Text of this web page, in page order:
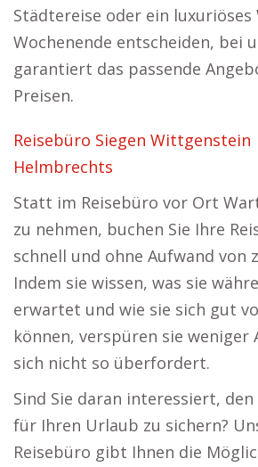
Städtereise oder ein luxuriöses
Wochenende entscheiden, bei
garantiert das passende
Preisen.
Reisebüro Siegen Wittgenstein
Helmbrechts
Statt im Reisebüro vor Ort
zu nehmen, buchen Sie Ihre
schnell und ohne Aufwand von
Indem sie wissen, was sie
erwartet und wie sie sich gut
können, verspüren sie weniger
sich nicht so überfordert.
Sind Sie daran interessiert,
für Ihren Urlaub zu sichern?
Reisebüro gibt Ihnen die